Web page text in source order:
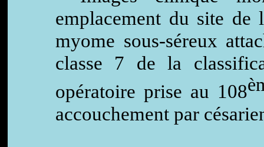
emplacement du site de
myome sous-séreux
classe 7 de la
opératoire prise au 108
accouchement par